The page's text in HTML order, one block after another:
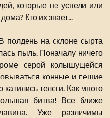
которые не успели или
Кто их знает...
полдень на склоне сырта
пыль. Поначалу ничего
серой колышущейся
конные и пешие
телеги. Как много
битва! Все ближе
Уже различимы